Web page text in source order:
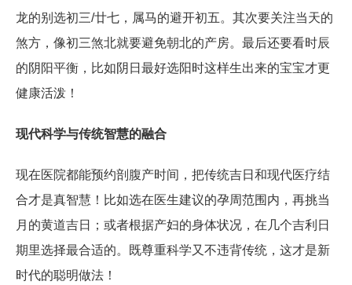
龙的别选初三/廿七，属马的避开初五。其次要关注当天的
煞方，像初三煞北就要避免朝北的产房。最后还要看时辰
的阴阳平衡，比如阴日最好选阳时这样生出来的宝宝才更
健康活泼！
现代科学与传统智慧的融合
现在医院都能预约剖腹产时间，把传统吉日和现代医疗结
合才是真智慧！比如选在医生建议的孕周范围内，再挑当
月的黄道吉日；或者根据产妇的身体状况，在几个吉利日
期里选择最合适的。既尊重科学又不违背传统，这才是新
时代的聪明做法！